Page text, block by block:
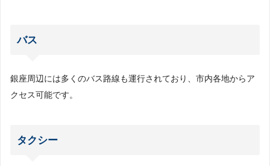
バス
銀座周辺には多くのバス路線も運行されており、市内各地からア
クセス可能です。
タクシー